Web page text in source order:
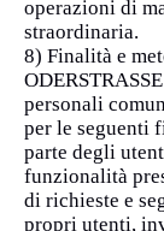
operazioni di
straordinaria.
8) Finalità e
personali
per le seguenti
parte degli
funzionalità
di richieste e
propri utenti,